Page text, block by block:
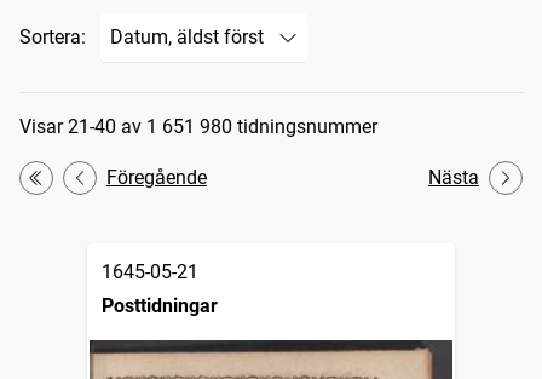
Sortera:
Sökresultat
Visar 21-40 av 1 651 980 tidningsnummer
Första
Föregående Nästa
1645-05-21
Posttidningar